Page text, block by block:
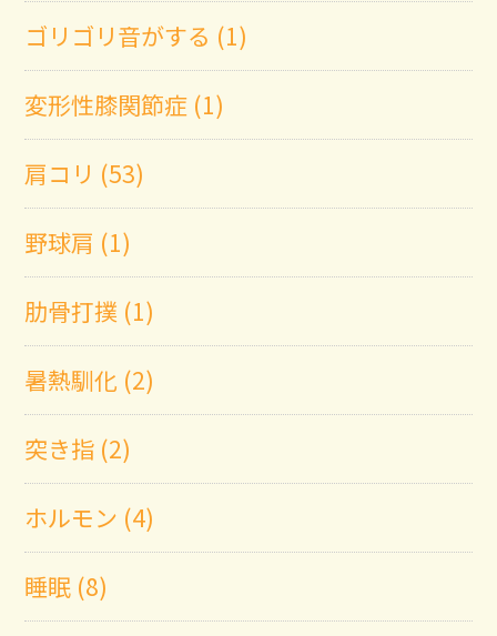
ゴリゴリ音がする (1)
変形性膝関節症 (1)
肩コリ (53)
野球肩 (1)
肋骨打撲 (1)
暑熱馴化 (2)
突き指 (2)
ホルモン (4)
睡眠 (8)